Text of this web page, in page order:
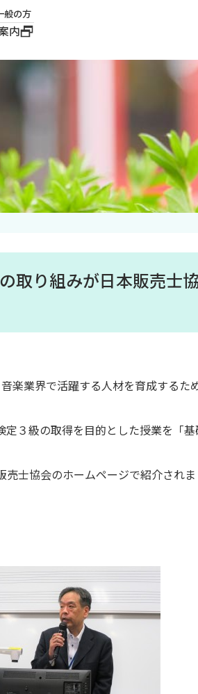
般の方
内
公式キ
取り組みが日本販売士
音楽業界で活躍する人材を育成するた
定３級の取得を目的とした授業を「
売士協会のホームページで紹介されま